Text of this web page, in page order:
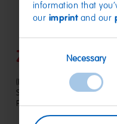
information that
our imprintand our
Selection
Necessary
Zutaten
(D) Kaubonbon | Zutaten:
Sorbitsirup; Gelatine;
Pflanzenkonzentrate: